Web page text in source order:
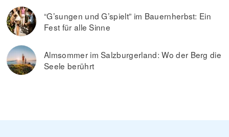
“G’sungen und G’spielt” im Bauernherbst: Ein
Fest für alle Sinne
Almsommer im Salzburgerland: Wo der Berg die
Seele berührt